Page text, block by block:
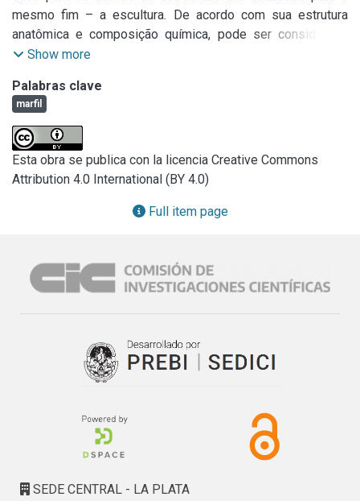
mesmo fim – a escultura. De acordo com sua estrutura
anatômica e composição química, pode ser considerado
um elemento intermediário entre o osso e o chifre.
Devido as suas propriedades termoplásticas, foi um dos
primeiros materiais orgânicos poliméricos naturais
conhecido e dominado pelo homem. Os gregos antigos
foram os primeiros a registrar e desenvolver técnicas,
dentre as quais, submetê-los a ação de calor ou vapor
d’água explorando seu caráter termoplástico.
civilizações na elaboração de objetos que variavam dos
primitivos bastões de mando utilizados pelo homem pré-
Em relação as seus aspectos visuais, a procedência do
marfim influência nas características do material. Por
exemplo, os dentes dos elefantes provenientes da Ásia
textura menos fechada, porém, não susceptível ao
polimento. O tipo mais refinado e que proporcionava melhor
acabamento era proveniente da região chamada Pagani, no
Show more
Palabras clave
marfil
Esta obra se publica con la licencia Creative Commons
Attribution 4.0 International (BY 4.0)
Full item page
SEDE CENTRAL - LA PLATA